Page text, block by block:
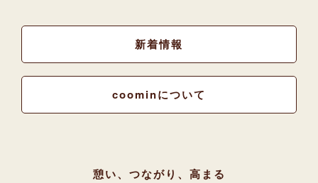
新着情報
coominについて
憩い、つながり、高まる